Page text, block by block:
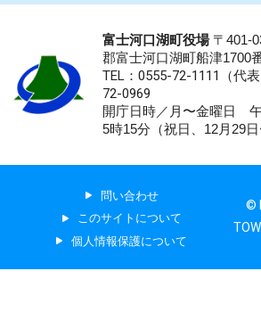
富士河口湖町役場〒401-
郡富士河口湖町船津1700
TEL：0555-72-1111 （代
72-0969
開庁日時／月〜金曜日
5時15分（祝日、12月29日
問い合わせ
このサイトについて
個人情報保護について
©